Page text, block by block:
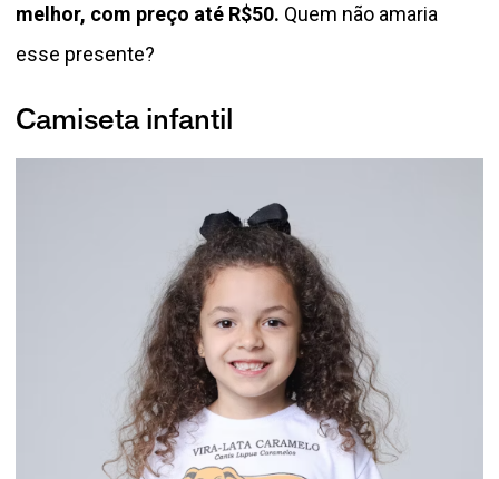
melhor, com preço até R$50. Quem não amaria
esse presente?
Camiseta infantil